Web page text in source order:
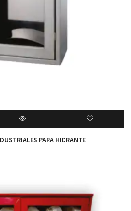
PARA HIDRANTE